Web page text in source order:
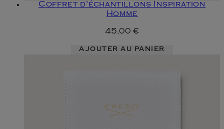
Coffret d'échantillons Inspiration
Homme
45,00 €
AJOUTER AU PANIER